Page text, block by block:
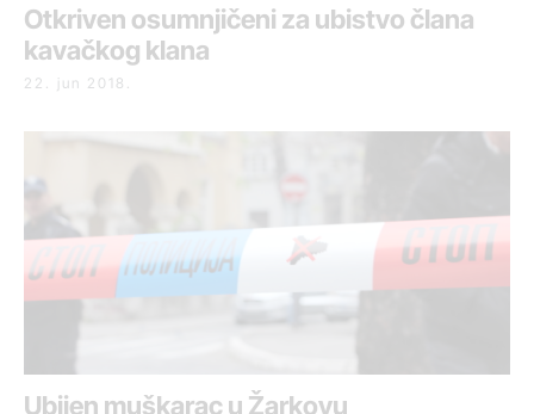
Otkriven osumnjičeni za ubistvo člana
kavačkog klana
22. jun 2018.
Ubijen muškarac u Žarkovu